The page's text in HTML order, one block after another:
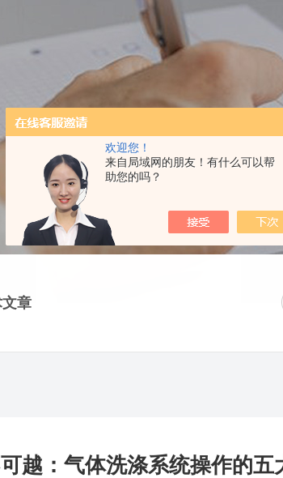
欢迎您！
来自局域网的朋友！有什么可以帮
助您的吗？
章
越：气体洗涤系统操作的五